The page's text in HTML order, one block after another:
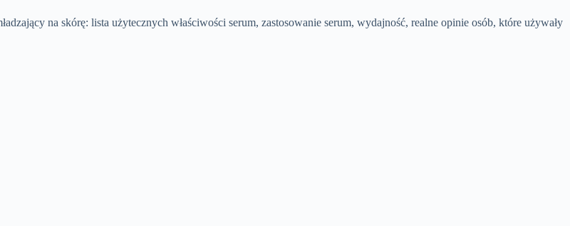
na skórę: lista użytecznych właściwości serum, zastosowanie serum, wydajność, realne opinie osób, które używały